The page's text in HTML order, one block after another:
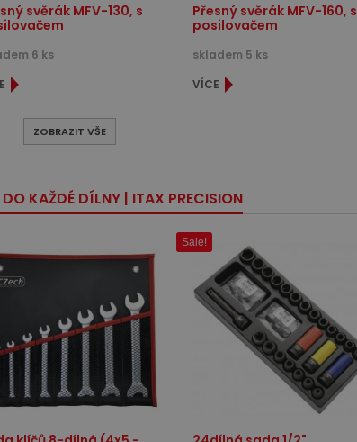
svěrák MFV-130, s
6 ks
Přesný svěrák MFV-160, s
posilovačem
skladem 5 ks
VÍCE
ZOBRAZIT VŠE
KAŽDÉ DÍLNY | ITAX PRECISION
Sale!